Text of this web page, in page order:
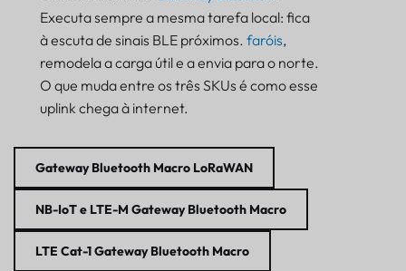
Executa sempre a mesma tarefa local: fica
à escuta de sinais BLE próximos.faróis,
remodela a carga útil e a envia para o norte.
O que muda entre os três SKUs é como esse
uplink chega à internet.
Gateway Bluetooth Macro LoRaWAN
NB-IoT e LTE-M Gateway Bluetooth Macro
LTE Cat-1Gateway Bluetooth Macro